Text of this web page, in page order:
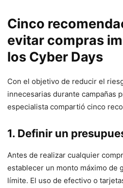
Cinco
evitar compras
los Cyber Days
Con el objetivo de reducir el
innecesarias durante campañas
especialista compartió cinco
1. Definir un
Antes de realizar cualquier
establecer un monto máximo de
límite. El uso de efectivo o